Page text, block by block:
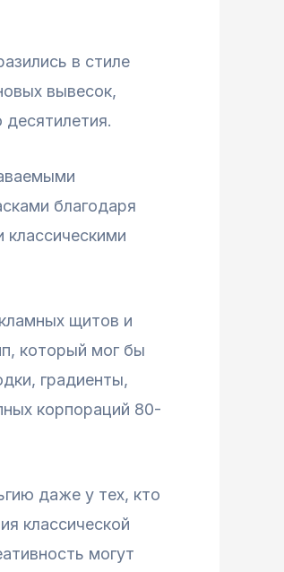
в стиле
вывесок,
благодаря
щитов и
который мог бы
градиенты,
корпораций 80-
даже у тех, кто
классической
могут